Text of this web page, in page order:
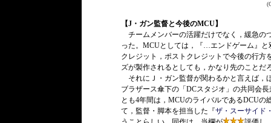
【J・ガン監督と今後のMCU】
チームメンバーの活躍だけでなく，緩急の
った。MCUとしては，『…エンドゲーム』
クレジット，ポストクレジットで今後の行
ズが製作されるとしても，かなり先のことだ
それにＪ・ガン監督が関わるかと言えば，
ブラザース傘下の「DCスタジオ」の共同会
とも4年間は，MCUのライバルであるDCU
て，監督・脚本を担当した『ザ・スーサイド